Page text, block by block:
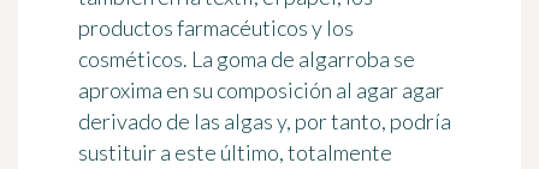
productos farmacéuticos y los
cosméticos. La goma de algarroba se
aproxima en su composición al agar agar
derivado de las algas y, por tanto, podría
sustituir a este último, totalmente